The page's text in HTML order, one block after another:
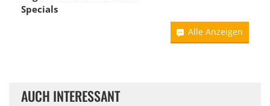
Specials
Alle Anzeigen
AUCH INTERESSANT